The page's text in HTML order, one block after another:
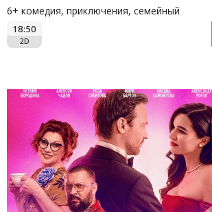
6+ комедия, приключения, семейный
18:50
2D